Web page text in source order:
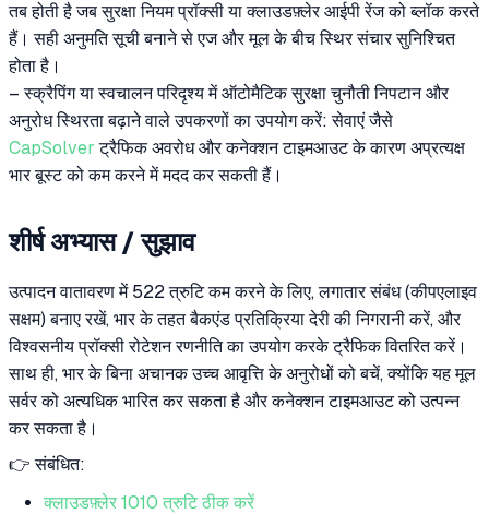
तब होती है जब सुरक्षा नियम प्रॉक्सी या क्लाउडफ़्लेर आईपी रेंज को ब्लॉक करते
हैं। सही अनुमति सूची बनाने से एज और मूल के बीच स्थिर संचार सुनिश्चित
होता है।
– स्क्रैपिंग या स्वचालन परिदृश्य में ऑटोमैटिक सुरक्षा चुनौती निपटान और
अनुरोध स्थिरता बढ़ाने वाले उपकरणों का उपयोग करें: सेवाएं जैसे
CapSolver ट्रैफिक अवरोध और कनेक्शन टाइमआउट के कारण अप्रत्यक्ष
भार बूस्ट को कम करने में मदद कर सकती हैं।
शीर्ष अभ्यास / सुझाव
उत्पादन वातावरण में 522 त्रुटि कम करने के लिए, लगातार संबंध (कीपएलाइव
सक्षम) बनाए रखें, भार के तहत बैकएंड प्रतिक्रिया देरी की निगरानी करें, और
विश्वसनीय प्रॉक्सी रोटेशन रणनीति का उपयोग करके ट्रैफिक वितरित करें।
साथ ही, भार के बिना अचानक उच्च आवृत्ति के अनुरोधों को बचें, क्योंकि यह मूल
सर्वर को अत्यधिक भारित कर सकता है और कनेक्शन टाइमआउट को उत्पन्न
कर सकता है।
👉 संबंधित:
क्लाउडफ़्लेर 1010 त्रुटि ठीक करें